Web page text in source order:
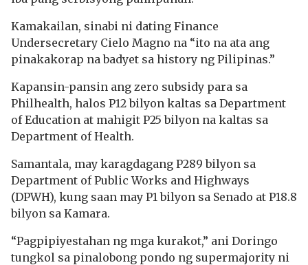
Kamakailan, sinabi ni dating Finance
Undersecretary Cielo Magno na “ito na ata ang
pinakakorap na badyet sa history ng Pilipinas.”
Kapansin-pansin ang zero subsidy para sa
Philhealth, halos P12 bilyon kaltas sa Department
of Education at mahigit P25 bilyon na kaltas sa
Department of Health.
Samantala, may karagdagang P289 bilyon sa
Department of Public Works and Highways
(DPWH), kung saan may P1 bilyon sa Senado at P18.8
bilyon sa Kamara.
“Pagpipiyestahan ng mga kurakot,” ani Doringo
tungkol sa pinalobong pondo ng supermajority ni